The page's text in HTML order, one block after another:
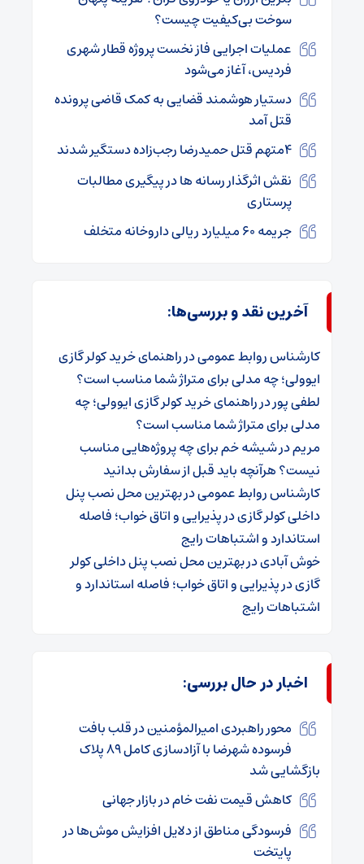
سوخت بی‌کیفیت چیست؟
عملیات اجرایی فاز نخست پروژه قطار شهری
فردیس، آغاز می‌شود
دستیار هوشمند قضایی به کمک قاضی پرونده
قتل آمد
۴متهم قتل حمیدرضا رجب‌زاده دستگیر شدند
نقش اثرگذار رسانه ها در پیگیری مطالبات
پرستاری
جریمه ۶۰ میلیارد ریالی داروخانه متخلف
آخرین نقد و بررسی‌ها:
کارشناس روابط عمومیدرراهنمای خرید کولر گازی
ایوولی؛ چه مدلی برای متراژ شما مناسب است؟
لطفی پوردرراهنمای خرید کولر گازی ایوولی؛ چه
مدلی برای متراژ شما مناسب است؟
مریمدرشیشه خم برای چه پروژه‌هایی مناسب
نیست؟ هرآنچه باید قبل از سفارش بدانید
کارشناس روابط عمومیدربهترین محل نصب پنل
داخلی کولر گازی در پذیرایی و اتاق خواب؛ فاصله
استاندارد و اشتباهات رایج
خوش آبادیدربهترین محل نصب پنل داخلی کولر
گازی در پذیرایی و اتاق خواب؛ فاصله استاندارد و
اشتباهات رایج
اخبار در حال بررسی:
محور راهبردی امیرالمؤمنین در قلب بافت
فرسوده شهرضا با آزادسازی کامل ۸۹ پلاک
بازگشایی شد
کاهش قیمت نفت خام در بازار جهانی
فرسودگی مناطق از دلایل افزایش موش‌ها در
پایتخت